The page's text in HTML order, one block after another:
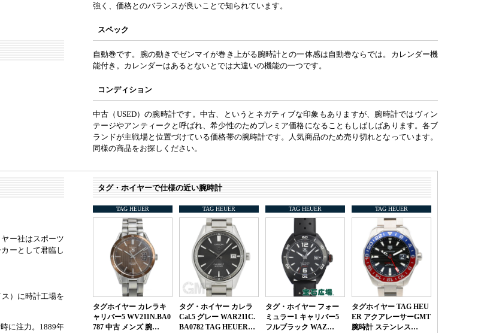
強く、価格とのバランスが良いことで知られています。
スペック
自動巻です。腕の動きでゼンマイが巻き上がる腕時計との一体感は自動巻ならでは。カレンダー機
能付き。カレンダーはあるとないとでは大違いの機能の一つです。
コンディション
中古（USED）の腕時計です。中古、というとネガティブな印象もありますが、腕時計ではヴィン
テージやアンティークと呼ばれ、希少性のためプレミア価格になることもしばしばあります。各ブ
ランドが主戦場と位置づけている価格帯の腕時計です。人気商品のため売り切れとなっています。
同様の商品をお探しください。
ー社はスポーツ
ーとして君臨し
）に時計工場を
に注力。1889年
タグ・ホイヤーで仕様の近い腕時計
TAG HEUER
タグホイヤー カレラキ
ャリバー5 WV211N.BA0
787 中古 メンズ 腕…
TAG HEUER
タグ・ホイヤー カレラ
Cal.5 グレー WAR211C.
BA0782 TAG HEUER…
TAG HEUER
タグ・ホイヤー フォー
ミュラー1 キャリバー5
フルブラック WAZ…
TAG HEUER
タグホイヤー TAG HEU
ER アクアレーサーGMT
腕時計 ステンレス…